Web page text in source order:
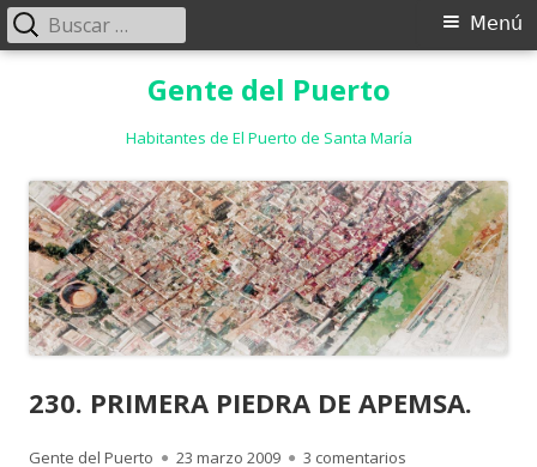
Gente del Puerto
Habitantes de El Puerto de Santa María
Menú
Menú
Buscar:
230. PRIMERA PIEDRA DE APEMSA.
Autor
Gente del Puerto
Publicado
23 marzo 2009 3 comentarios